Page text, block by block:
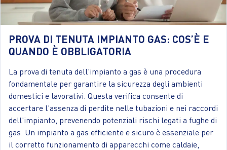
PROVA DI TENUTA IMPIANTO GAS: COS’È E
QUANDO È OBBLIGATORIA
La prova di tenuta dell'impianto a gas è una procedura
fondamentale per garantire la sicurezza degli ambienti
domestici e lavorativi. Questa verifica consente di
accertare l'assenza di perdite nelle tubazioni e nei raccordi
dell'impianto, prevenendo potenziali rischi legati a fughe di
gas. Un impianto a gas efficiente e sicuro è essenziale per
il corretto funzionamento di apparecchi come caldaie,